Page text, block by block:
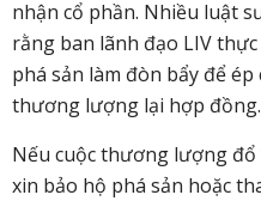
nhận cổ phần. Nhiều luật
rằng ban lãnh đạo LIV
phá sản làm đòn bẩy để
thương lượng lại hợp đồng.
Nếu cuộc thương lượng
xin bảo hộ phá sản hoặc